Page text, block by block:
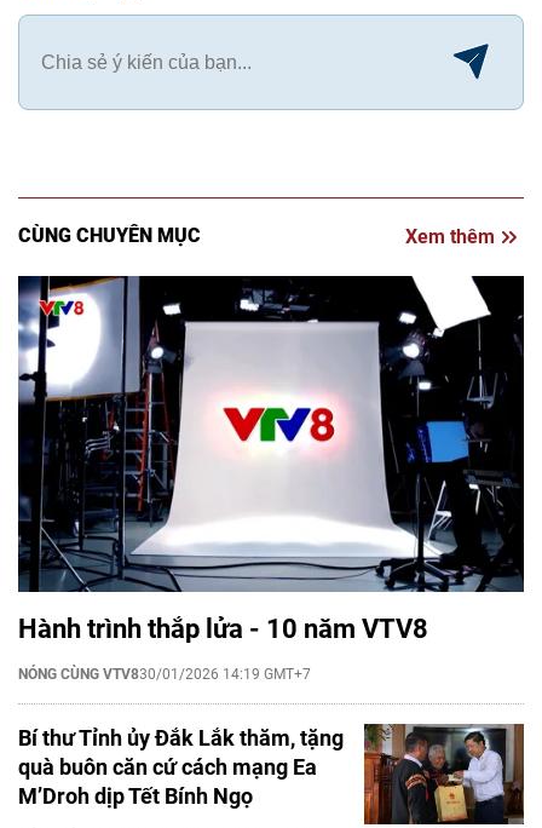
CÙNG CHUYÊN MỤC Xem thêm
Hành trình thắp lửa - 10 năm VTV8
NÓNG CÙNG VTV830/01/2026 14:19 GMT+7
Bí thư Tỉnh ủy Đắk Lắk thăm, tặng
quà buôn căn cứ cách mạng Ea
M’Droh dịp Tết Bính Ngọ